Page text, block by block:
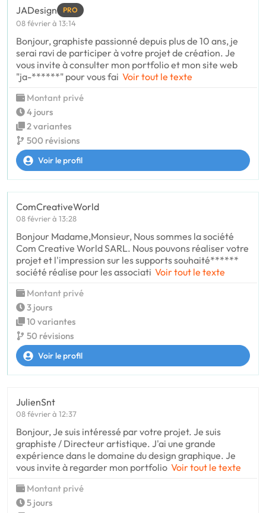
JADesign PRO
08 février à 13:14
Bonjour, graphiste passionné depuis plus de 10 ans, je
serai ravi de participer à votre projet de création. Je
vous invite à consulter mon portfolio et mon site web
"ja-******" pour vous fai Voir tout le texte
Montant privé
4 jours
2 variantes
500 révisions
Voir le profil
ComCreativeWorld
08 février à 13:28
Bonjour Madame,Monsieur, Nous sommes la société
Com Creative World SARL. Nous pouvons réaliser votre
projet et l'impression sur les supports souhaité******
société réalise pour les associati Voir tout le texte
Montant privé
3 jours
10 variantes
50 révisions
Voir le profil
JulienSnt
08 février à 12:37
Bonjour, Je suis intéressé par votre projet. Je suis
graphiste / Directeur artistique. J'ai une grande
expérience dans le domaine du design graphique. Je
vous invite à regarder mon portfolio Voir tout le texte
Montant privé
5 jours